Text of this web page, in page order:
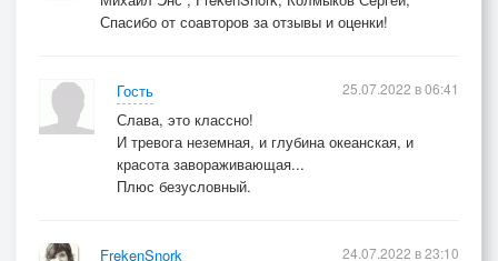
Спасибо от соавторов за отзывы и оценки!
Гость
Слава, это классно!
И тревога неземная, и глубина океанская, и
красота завораживающая...
Плюс безусловный.
25.07.2022 в 06:41
FrekenSnork
24.07.2022 в 23:10